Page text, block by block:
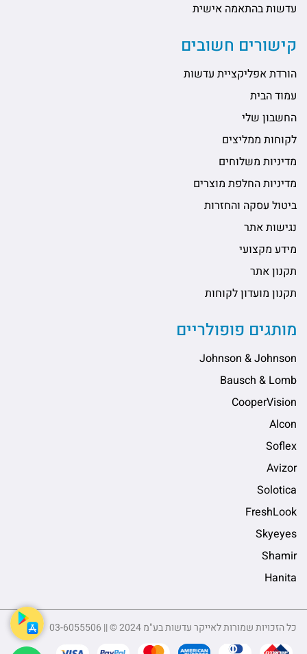
עדשות בהתאמה אישית
קישורים חשובים
הורדת אפליקציית עדשות
עמוד הבית
החשבון שלי
לקוחות ממליצים
מדיניות משלוחים
מדיניות החלפת מוצרים
ביטול עסקה והחזרות
נגישות אתר
מידע מקצועי
תקנון אתר
תקנון מועדון לקוחות
מותגים פופולריים
Johnson & Johnson
Bausch & Lomb
CooperVision
Alcon
Soflex
Avizor
Solotica
FreshLook
Skyeyes
Shamir
Hanita
כל הזכויות שמורות לאייקר עדשות בע"מ 2024 © || 03-6055506